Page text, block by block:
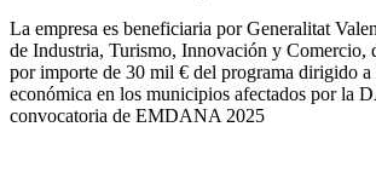
La empresa es beneficiaria por Generalitat
de Industria, Turismo, Innovación y Comercio,
por importe de 30 mil € del programa dirigido a
económica en los municipios afectados por la
convocatoria de EMDANA 2025